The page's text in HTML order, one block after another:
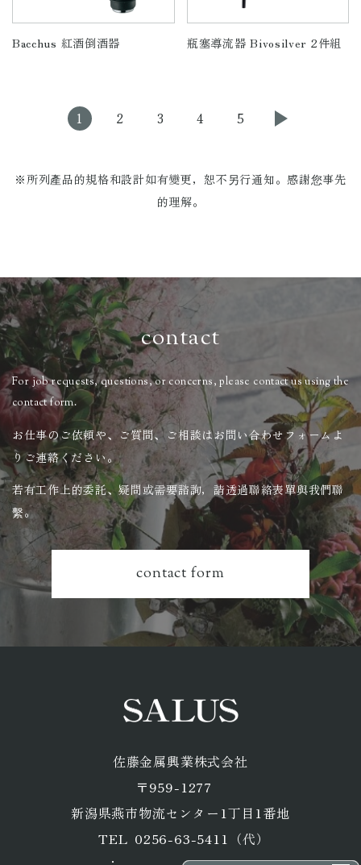
Bacchus 紅酒倒酒器 瓶塞導流器 Bivosilver 2件組
1 2 3 4 5
※所列產品的規格和設計如有變更，恕不另行通知。感謝您事先
的理解。
contact
For job requests, questions, or concerns, please contact us using the
contact form.
お仕事のご依頼や、ご質問、ご相談はお問い合わせフォームよ
りご連絡ください。
若有工作上的委託、疑問或需要諮詢，請透過聯絡表單與我們聯
繫。
contact form
佐藤金属興業株式会社
〒959-1277
​​​​​​​新潟県燕市物流センター1丁目1番地
TEL 0256-63-5411 （代）